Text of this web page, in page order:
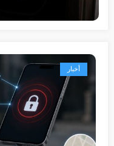
أخبار